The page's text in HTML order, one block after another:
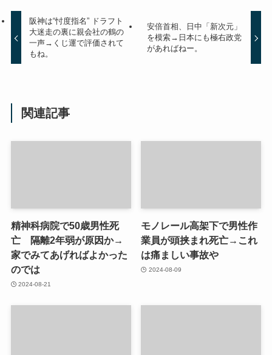
阪神は“忖度指名” ドラフト
大迷走の裏に親会社の鶴の
一声→くじ運で評価されて
もね。
安倍首相、日中「新次元」
を模索→日本にも極右政党
があればねー。
関連記事
精神科病院で50歳男性死
亡 隔離2年弱が原因か→
家でみてあげればよかった
のでは
2024-08-21
モノレール高架下で男性作
業員が頭挟まれ死亡→これ
は痛ましい事故や
2024-08-09